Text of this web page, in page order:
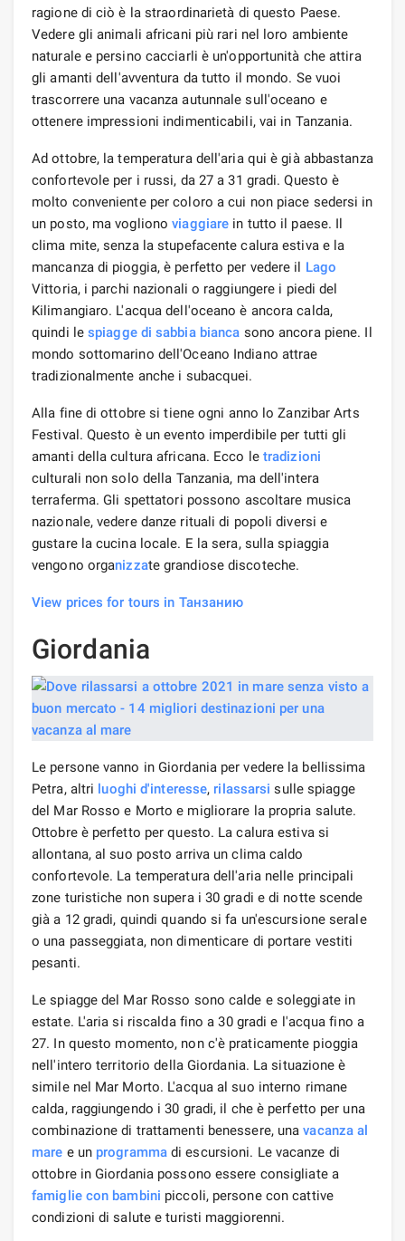
ragione di ciò è la straordinarietà di questo Paese.
Vedere gli animali africani più rari nel loro ambiente
naturale e persino cacciarli è un'opportunità che attira
gli amanti dell'avventura da tutto il mondo. Se vuoi
trascorrere una vacanza autunnale sull'oceano e
ottenere impressioni indimenticabili, vai in Tanzania.
Ad ottobre, la temperatura dell'aria qui è già abbastanza
confortevole per i russi, da 27 a 31 gradi. Questo è
molto conveniente per coloro a cui non piace sedersi in
un posto, ma voglionoviaggiare in tutto il paese. Il
clima mite, senza la stupefacente calura estiva e la
mancanza di pioggia, è perfetto per vedere il Lago
Vittoria, i parchi nazionali o raggiungere i piedi del
Kilimangiaro. L'acqua dell'oceano è ancora calda,
quindi le spiagge di sabbia bianca sono ancora piene. Il
mondo sottomarino dell'Oceano Indiano attrae
tradizionalmente anche i subacquei.
Alla fine di ottobre si tiene ogni anno lo Zanzibar Arts
Festival. Questo è un evento imperdibile per tutti gli
amanti della cultura africana. Ecco le tradizioni
culturali non solo della Tanzania, ma dell'intera
terraferma. Gli spettatori possono ascoltare musica
nazionale, vedere danze rituali di popoli diversi e
gustare la cucina locale. E la sera, sulla spiaggia
vengono organizzate grandiose discoteche.
View prices for tours in Танзанию
Giordania
Le persone vanno in Giordania per vedere la bellissima
Petra, altri luoghi d'interesse, rilassarsi sulle spiagge
del Mar Rosso e Morto e migliorare la propria salute.
Ottobre è perfetto per questo. La calura estiva si
allontana, al suo posto arriva un clima caldo
confortevole. La temperatura dell'aria nelle principali
zone turistiche non supera i 30 gradi e di notte scende
già a 12 gradi, quindi quando si fa un'escursione serale
o una passeggiata, non dimenticare di portare vestiti
pesanti.
Le spiagge del Mar Rosso sono calde e soleggiate in
estate. L'aria si riscalda fino a 30 gradi e l'acqua fino a
27. In questo momento, non c'è praticamente pioggia
nell'intero territorio della Giordania. La situazione è
simile nel Mar Morto. L'acqua al suo interno rimane
calda, raggiungendo i 30 gradi, il che è perfetto per una
combinazione di trattamenti benessere, unavacanza al
mare e un programmadi escursioni. Le vacanze di
ottobre in Giordania possono essere consigliate a
famiglie con bambini piccoli, persone con cattive
condizioni di salute e turisti maggiorenni.